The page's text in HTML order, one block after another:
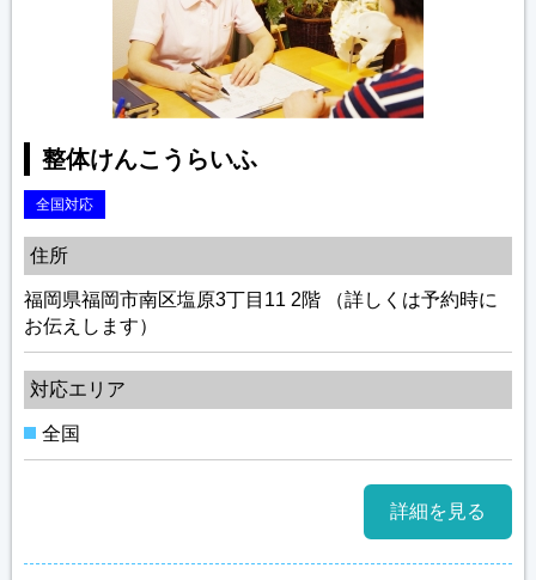
整体けんこうらいふ
全国対応
住所
福岡県福岡市南区塩原3丁目11 2階 （詳しくは予約時に
お伝えします）
対応エリア
全国
詳細を見る